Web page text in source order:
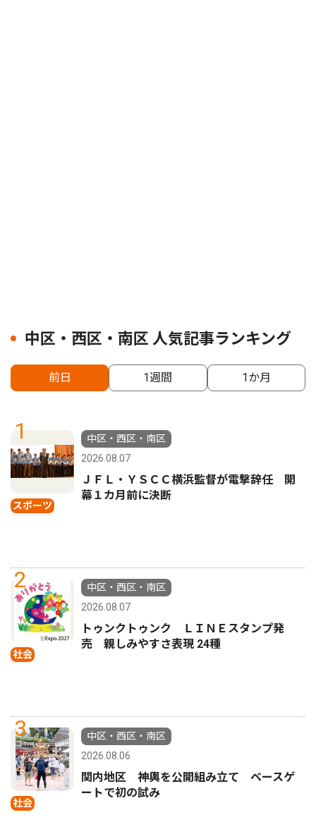
中区・西区・南区 人気記事ランキング
前日 1週間 1か月
1
スポーツ
中区・西区・南区
2026.08.07
ＪＦＬ・ＹＳＣＣ横浜監督が電撃辞任 開
幕１カ月前に決断
2
社会
中区・西区・南区
2026.08.07
トゥンクトゥンク ＬＩＮＥスタンプ発
売 親しみやすさ表現 24種
3
社会
中区・西区・南区
2026.08.06
関内地区 神輿を公開組み立て ベースゲ
ートで初の試み